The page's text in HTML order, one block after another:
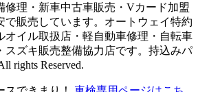
修理・新車中古車販売・Vカード加盟
で販売しています。オートウェイ特約
オイル取扱店・軽自動車修理・自転車
スズキ販売整備協力店です。持込みパ
rights Reserved.